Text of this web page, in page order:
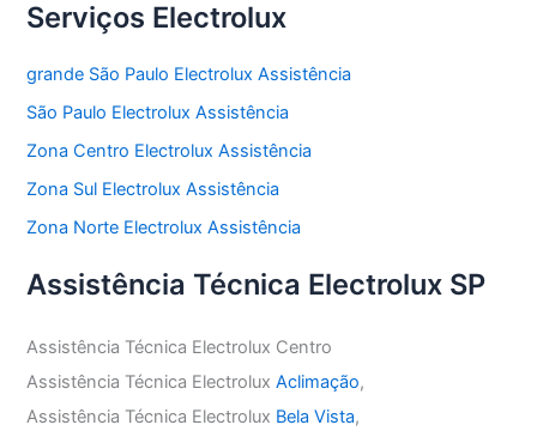
Serviços Electrolux
grande São Paulo Electrolux Assistência
São Paulo Electrolux Assistência
Zona Centro Electrolux Assistência
Zona Sul Electrolux Assistência
Zona Norte Electrolux Assistência
Assistência Técnica Electrolux SP
Assistência Técnica Electrolux Centro
Assistência Técnica ElectroluxAclimação,
Assistência Técnica Electrolux Bela Vista,